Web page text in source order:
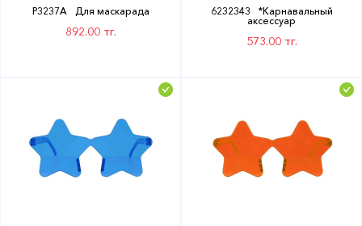
P3237A Для маскарада
892.00 тг.
6232343
*Карнавальный
аксессуар
573.00 тг.